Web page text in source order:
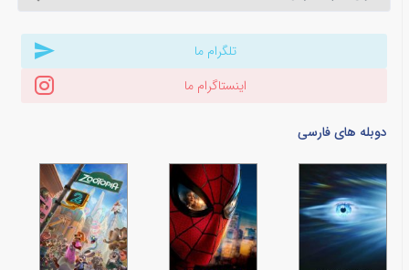
تلگرام ما
اینستاگرام ما
دوبله های فارسی